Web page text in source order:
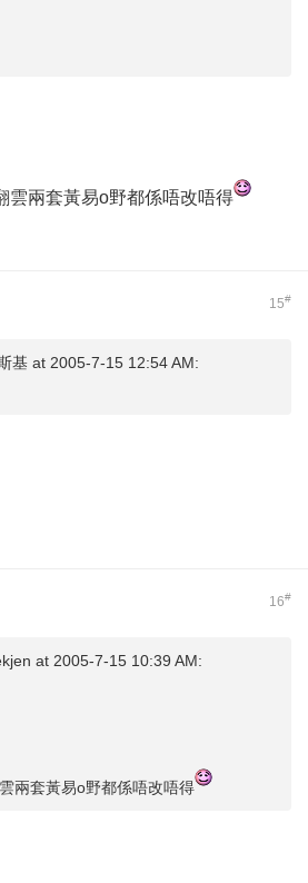
雲兩套黃易o野都係唔改唔得
15#
基 at 2005-7-15 12:54 AM:
16#
at 2005-7-15 10:39 AM:
兩套黃易o野都係唔改唔得